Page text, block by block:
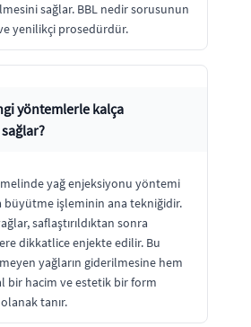
sağlar. BBL nedir sorusunun
yenilikçi prosedürdür.
yöntemlerle kalça
yağ enjeksiyonu yöntemi
büyütme işleminin ana tekniğidir.
saflaştırıldıktan sonra
dikkatlice enjekte edilir. Bu
yağların giderilmesine hem
bir hacim ve estetik bir form
olanak tanır.